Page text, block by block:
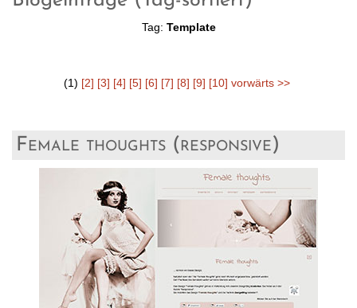
Tag: Template
(1) [2] [3] [4] [5] [6] [7] [8] [9] [10] vorwärts >>
Female thoughts (responsive)